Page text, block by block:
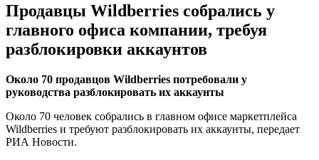
Продавцы Wildberries собрались у
главного офиса компании, требуя
разблокировки аккаунтов
Около 70 продавцов Wildberries потребовали у
руководства разблокировать их аккаунты
Около 70 человек собрались в главном офисе маркетплейса
Wildberries и требуют разблокировать их аккаунты, передает
РИА Новости.